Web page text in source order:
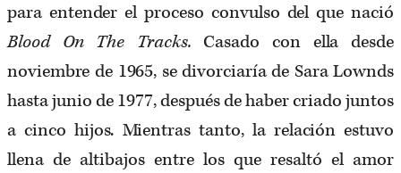
para entender el proceso convulso del que nació
Blood On The Tracks. Casado con ella desde
noviembre de 1965, se divorciaría de Sara Lownds
hasta junio de 1977, después de haber criado juntos
a cinco hijos. Mientras tanto, la relación estuvo
llena de altibajos entre los que resaltó el amor